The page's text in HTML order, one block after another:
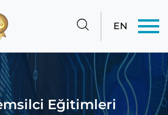
EN
Eğitimleri